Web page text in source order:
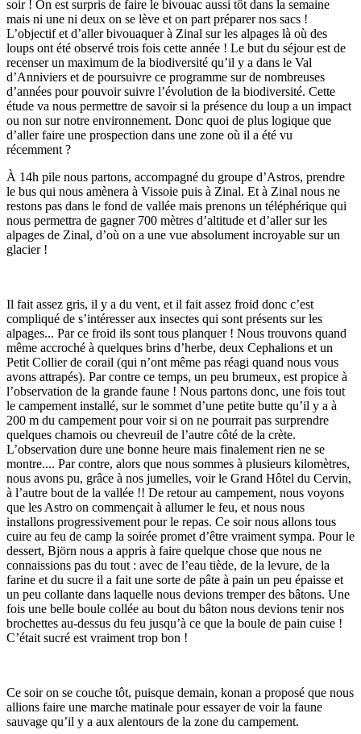
soir ! On est surpris de faire le bivouac aussi tôt dans la semaine
mais ni une ni deux on se lève et on part préparer nos sacs !
L’objectif et d’aller bivouaquer à Zinal sur les alpages là où des
loups ont été observé trois fois cette année ! Le but du séjour est de
recenser un maximum de la biodiversité qu’il y a dans le Val
d’Anniviers et de poursuivre ce programme sur de nombreuses
d’années pour pouvoir suivre l’évolution de la biodiversité. Cette
étude va nous permettre de savoir si la présence du loup a un impact
ou non sur notre environnement. Donc quoi de plus logique que
d’aller faire une prospection dans une zone où il a été vu
récemment ?
À 14h pile nous partons, accompagné du groupe d’Astros, prendre
le bus qui nous amènera à Vissoie puis à Zinal. Et à Zinal nous ne
restons pas dans le fond de vallée mais prenons un téléphérique qui
nous permettra de gagner 700 mètres d’altitude et d’aller sur les
alpages de Zinal, d’où on a une vue absolument incroyable sur un
glacier !
Il fait assez gris, il y a du vent, et il fait assez froid donc c’est
compliqué de s’intéresser aux insectes qui sont présents sur les
alpages... Par ce froid ils sont tous planquer ! Nous trouvons quand
même accroché à quelques brins d’herbe, deux Cephalions et un
Petit Collier de corail (qui n’ont même pas réagi quand nous vous
avons attrapés). Par contre ce temps, un peu brumeux, est propice à
l’observation de la grande faune ! Nous partons donc, une fois tout
le campement installé, sur le sommet d’une petite butte qu’il y a à
200 m du campement pour voir si on ne pourrait pas surprendre
quelques chamois ou chevreuil de l’autre côté de la crète.
L’observation dure une bonne heure mais finalement rien ne se
montre.... Par contre, alors que nous sommes à plusieurs kilomètres,
nous avons pu, grâce à nos jumelles, voir le Grand Hôtel du Cervin,
à l’autre bout de la vallée !! De retour au campement, nous voyons
que les Astro on commençait à allumer le feu, et nous nous
installons progressivement pour le repas. Ce soir nous allons tous
cuire au feu de camp la soirée promet d’être vraiment sympa. Pour le
dessert, Björn nous a appris à faire quelque chose que nous ne
connaissions pas du tout : avec de l’eau tiède, de la levure, de la
farine et du sucre il a fait une sorte de pâte à pain un peu épaisse et
un peu collante dans laquelle nous devions tremper des bâtons. Une
fois une belle boule collée au bout du bâton nous devions tenir nos
brochettes au-dessus du feu jusqu’à ce que la boule de pain cuise !
C’était sucré est vraiment trop bon !
Ce soir on se couche tôt, puisque demain, konan a proposé que nous
allions faire une marche matinale pour essayer de voir la faune
sauvage qu’il y a aux alentours de la zone du campement.